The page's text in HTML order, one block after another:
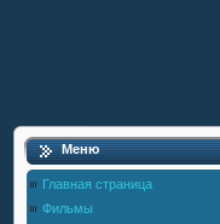
Меню
Главная страница
Фильмы